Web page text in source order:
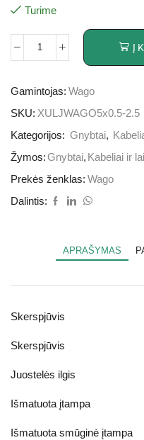
Turime
Į
Gamintojas: Wago
SKU: XULJWAGO5x0.5-2.5
Kategorijos: Gnybtai,
Žymos:Gnybtai, Kabeliai ir
Prekės ženklas: Wago
Dalintis:
APRAŠYMAS
Skerspjūvis
Skerspjūvis
Juostelės ilgis
Išmatuota įtampa
Išmatuota smūginė įtampa